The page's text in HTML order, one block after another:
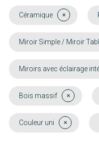
Céramique
Miroir Simple / Miroir
Miroirs avec éclairage
Bois massif
Couleur uni